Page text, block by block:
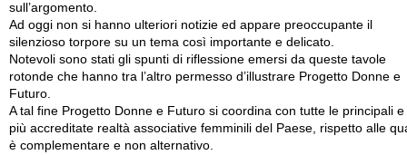
sull’argomento.
Ad oggi non si hanno ulteriori notizie ed appare preoccupante il
silenzioso torpore su un tema così importante e delicato.
Notevoli sono stati gli spunti di riflessione emersi da queste tavole
rotonde che hanno tra l’altro permesso d’illustrare Progetto Donne e
Futuro.
A tal fine Progetto Donne e Futuro si coordina con tutte le principali e
più accreditate realtà associative femminili del Paese, rispetto alle
è complementare e non alternativo.